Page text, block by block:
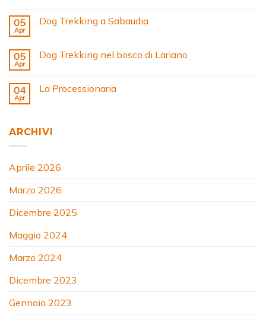
05
Apr
Dog Trekking a Sabaudia
05
Apr
Dog Trekking nel bosco di Lariano
04
Apr
La Processionaria
ARCHIVI
Aprile 2026
Marzo 2026
Dicembre 2025
Maggio 2024
Marzo 2024
Dicembre 2023
Gennaio 2023